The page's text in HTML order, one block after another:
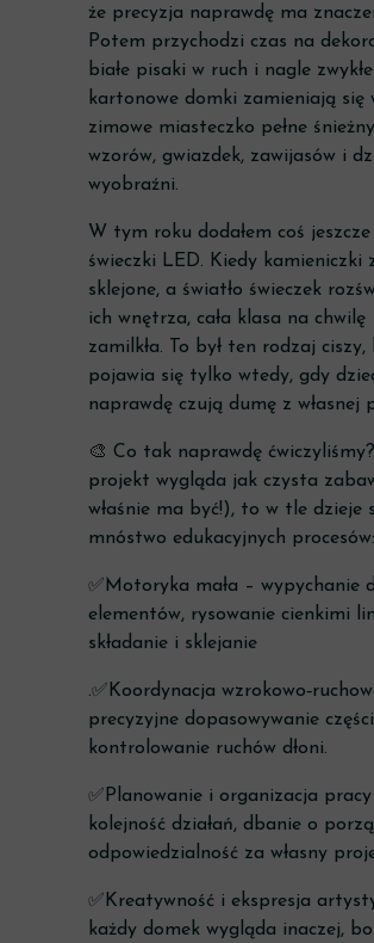
że precyzja naprawdę ma
Potem przychodzi czas na
białe pisaki w ruch i nagle zwykłe
kartonowe domki zamieniają się
zimowe miasteczko pełne
wzorów, gwiazdek, zawijasów i
wyobraźni.
W tym roku dodałem coś jeszcze
świeczki LED. Kiedy kamieniczki
sklejone, a światło świeczek
ich wnętrza, cała klasa na chwilę
zamilkła. To był ten rodzaj
pojawia się tylko wtedy, gdy
naprawdę czują dumę z własnej
🎨 Co tak naprawdę
projekt wygląda jak czysta
właśnie ma być!), to w tle dzieje
mnóstwo edukacyjnych procesów:
✅Motoryka mała – wypychanie
elementów, rysowanie cienkimi
składanie i sklejanie
.✅Koordynacja
precyzyjne dopasowywanie
kontrolowanie ruchów dłoni.
✅Planowanie i organizacja pracy
kolejność działań, dbanie o
odpowiedzialność za własny
✅Kreatywność i ekspresja
każdy domek wygląda inaczej,